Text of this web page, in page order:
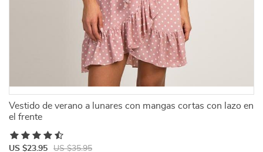
Vestido de verano a lunares con mangas cortas con lazo en
el frente
US $23.95 US $35.95